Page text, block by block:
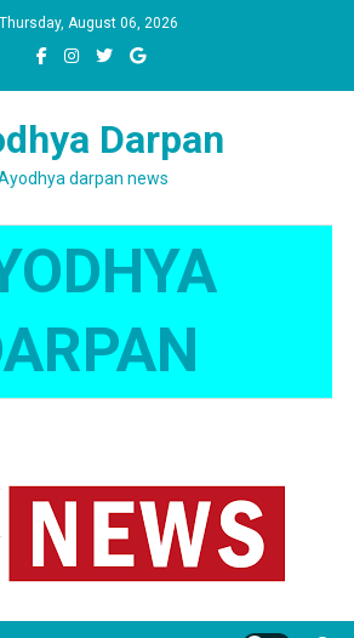
Thursday, August 06, 2026
Darpan
darpan news